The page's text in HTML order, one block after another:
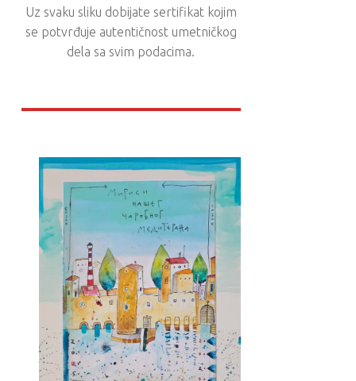
Uz svaku sliku dobijate sertifikat kojim
se potvrđuje autentičnost umetničkog
dela sa svim podacima.